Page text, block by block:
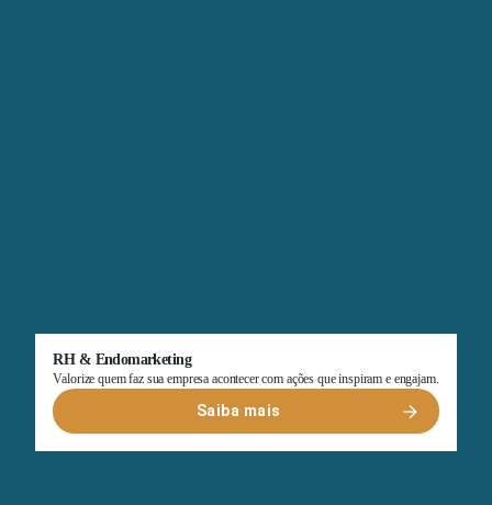
RH & Endomarketing
Valorize quem faz sua empresa acontecer com ações que inspiram e engajam.
Saiba mais